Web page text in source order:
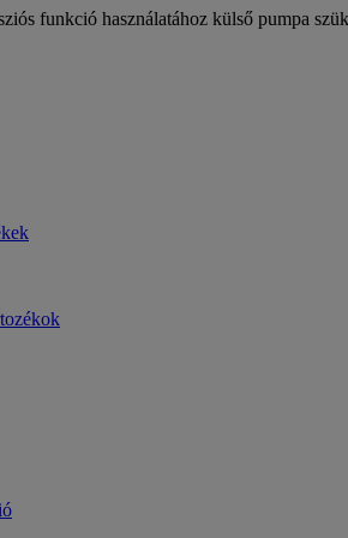
funkció használatához külső pumpa